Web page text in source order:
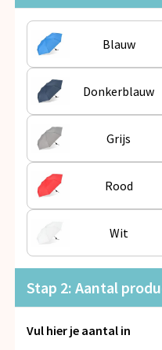
Snoepgoed
Spellen voor binnen en
Veiligheid, Auto en Fiets
Vrije tijd en Strand
Anti-stress
Blauw
Donkerblauw
Grijs
Rood
Wit
Stap 2: Aantal
Vul hier je aantal in